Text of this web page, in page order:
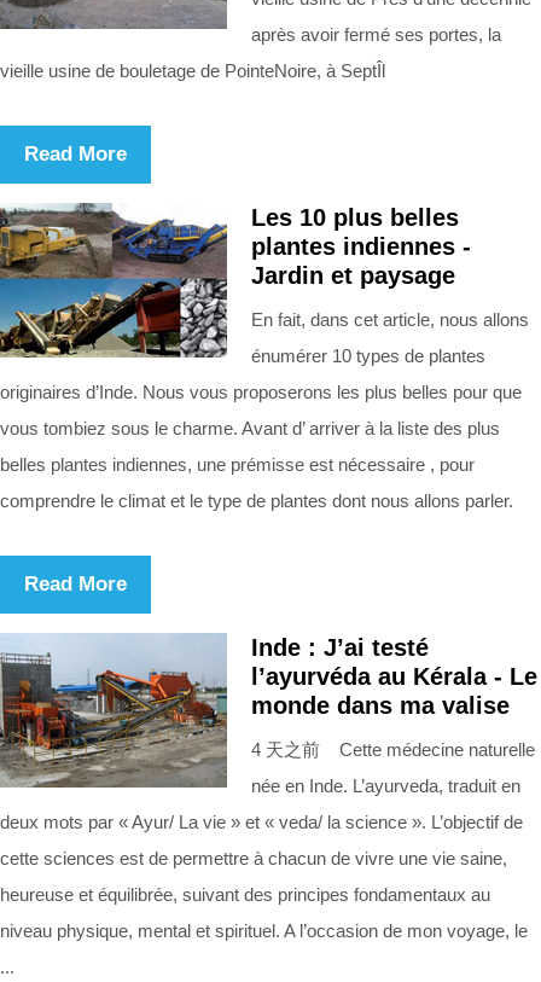
après avoir fermé ses portes, la
vieille usine de bouletage de PointeNoire, à SeptÎl
Read More
Les 10 plus belles
plantes indiennes -
Jardin et paysage
En fait, dans cet article, nous allons
énumérer 10 types de plantes
originaires d’Inde. Nous vous proposerons les plus belles pour que
vous tombiez sous le charme. Avant d’ arriver à la liste des plus
belles plantes indiennes, une prémisse est nécessaire , pour
comprendre le climat et le type de plantes dont nous allons parler.
Read More
Inde : J’ai testé
l’ayurvéda au Kérala - Le
monde dans ma valise
4 天之前 Cette médecine naturelle
née en Inde. L’ayurveda, traduit en
deux mots par « Ayur/ La vie » et « veda/ la science ». L’objectif de
cette sciences est de permettre à chacun de vivre une vie saine,
heureuse et équilibrée, suivant des principes fondamentaux au
niveau physique, mental et spirituel. A l’occasion de mon voyage, le
...